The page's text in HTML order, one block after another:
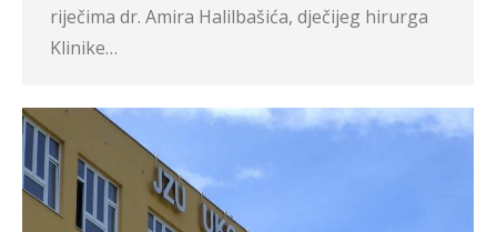
riječima dr. Amira Halilbašića, dječijeg hirurga
Klinike…